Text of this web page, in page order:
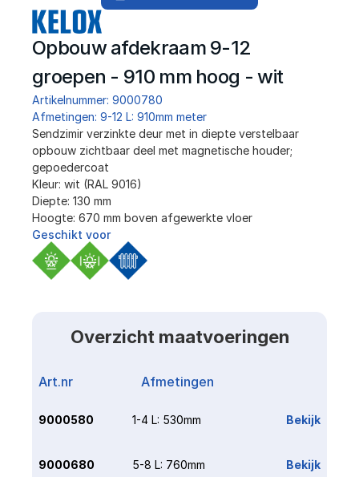
Opbouw afdekraam 9-12
groepen - 910 mm hoog - wit
Artikelnummer: 9000780
Afmetingen: 9-12 L: 910mm meter
﻿Sendzimir verzinkte deur met in diepte verstelbaar
opbouw zichtbaar deel met magnetische houder;
gepoedercoat
Kleur: wit (RAL 9016)
Diepte: 130 mm
Hoogte: 670 mm boven afgewerkte vloer
Geschikt voor
Overzicht maatvoeringen
Art.nr Afmetingen
9000580 1-4 L: 530mm Bekijk
9000680 5-8 L: 760mm Bekijk